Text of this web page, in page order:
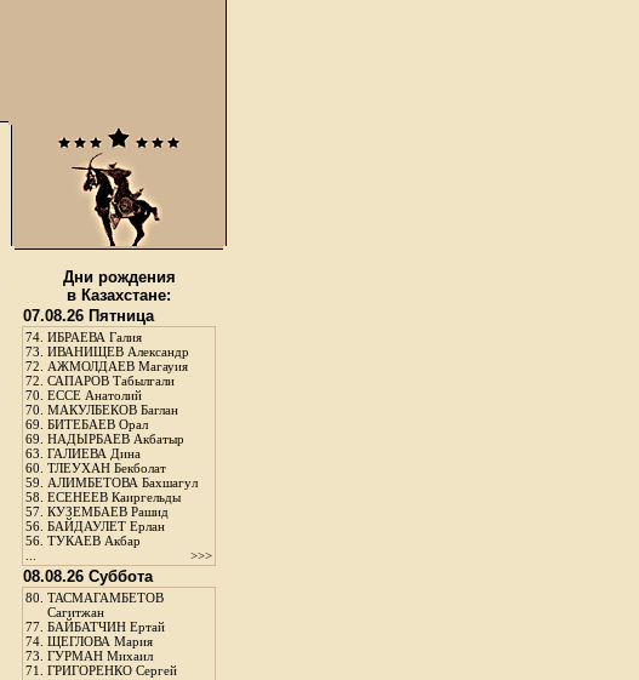
Дни рождения
в Казахстане:
07.08.26 Пятница
74. ИБРАЕВА Галия
73. ИВАНИЩЕВ Александр
72. АЖМОЛДАЕВ Магауия
72. САПАРОВ Табылгали
70. ЕССЕ Анатолий
70. МАКУЛБЕКОВ Баглан
69. БИТЕБАЕВ Орал
69. НАДЫРБАЕВ Акбатыр
63. ГАЛИЕВА Дина
60. ТЛЕУХАН Бекболат
59. АЛИМБЕТОВА Бахшагул
58. ЕСЕНЕЕВ Каиргельды
57. КУЗЕМБАЕВ Рашид
56. БАЙДАУЛЕТ Ерлан
56. ТУКАЕВ Акбар
>>>
08.08.26 Суббота
80. ТАСМАГАМБЕТОВ
Сагитжан
77. БАЙБАТЧИН Ертай
74. ЩЕГЛОВА Мария
73. ГУРМАН Михаил
71. ГРИГОРЕНКО Сергей